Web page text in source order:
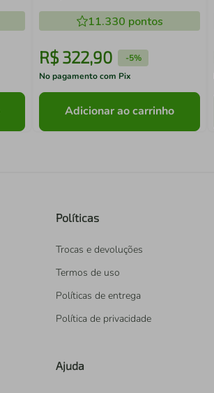
11.330 pontos
R$ 322,90 -5%
No pagamento com Pix
Adicionar ao carrinho
Políticas
Trocas e devoluções
Termos de uso
Políticas de entrega
Política de privacidade
Ajuda